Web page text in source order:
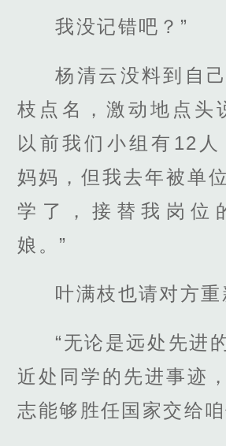
我没记错吧？”
杨清云没料到自
枝点名，激动地点头
以前我们小组有12人
妈妈，但我去年被单
学了，接替我岗位
娘。”
叶满枝也请对方重
“无论是远处先进
近处同学的先进事迹
志能够胜任国家交给咱